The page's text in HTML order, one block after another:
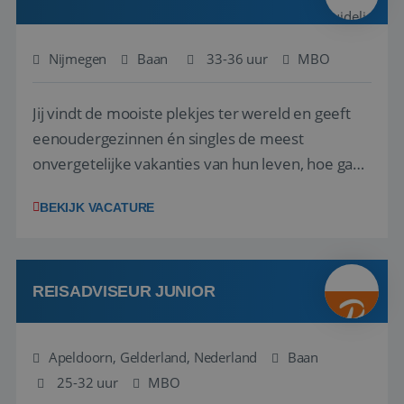
Nijmegen Baan 33-36 uur MBO
Jij vindt de mooiste plekjes ter wereld en geeft
eenoudergezinnen én singles de meest
onvergetelijke vakanties van hun leven, hoe gaaf
net zo goed thuis is in een onderhandeling als op
in Europa? Dan is dit jouw kans. A...
BEKIJK VACATURE
REISADVISEUR JUNIOR
Apeldoorn, Gelderland, Nederland
Baan
25-32 uur
MBO
5 maanden 4
weken
_GRECAPTCHA
Google Privacy Policy